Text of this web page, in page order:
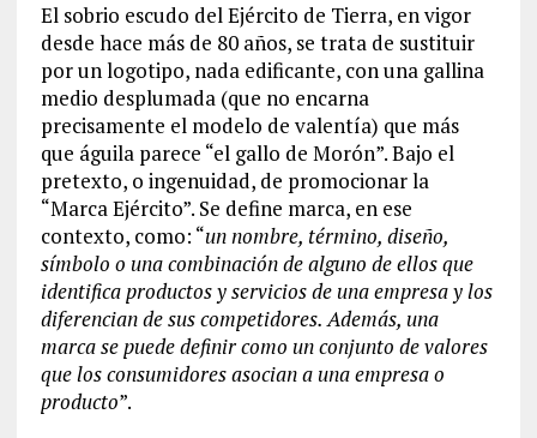
El sobrio escudo del Ejército de Tierra, en vigor
desde hace más de 80 años, se trata de sustituir
por un logotipo, nada edificante, con una gallina
medio desplumada (que no encarna
precisamente el modelo de valentía) que más
que águila parece “el gallo de Morón”. Bajo el
pretexto, o ingenuidad, de promocionar la
“Marca Ejército”. Se define marca, en ese
contexto, como: “un nombre, término, diseño,
símbolo o una combinación de alguno de ellos que
identifica productos y servicios de una empresa y los
diferencian de sus competidores. Además, una
marca se puede definir como un conjunto de valores
que los consumidores asocian a una empresa o
producto”.